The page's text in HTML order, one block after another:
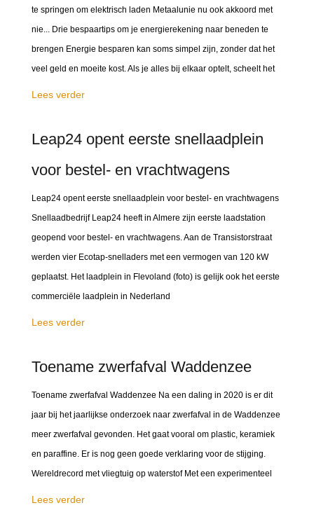
te springen om elektrisch laden Metaalunie nu ook akkoord met
nie... Drie bespaartips om je energierekening naar beneden te
brengen Energie besparen kan soms simpel zijn, zonder dat het
veel geld en moeite kost. Als je alles bij elkaar optelt, scheelt het
Lees verder
Leap24 opent eerste snellaadplein
voor bestel- en vrachtwagens
Leap24 opent eerste snellaadplein voor bestel- en vrachtwagens
Snellaadbedrijf Leap24 heeft in Almere zijn eerste laadstation
geopend voor bestel- en vrachtwagens. Aan de Transistorstraat
werden vier Ecotap-snelladers met een vermogen van 120 kW
geplaatst. Het laadplein in Flevoland (foto) is gelijk ook het eerste
commerciële laadplein in Nederland
Lees verder
Toename zwerfafval Waddenzee
Toename zwerfafval Waddenzee Na een daling in 2020 is er dit
jaar bij het jaarlijkse onderzoek naar zwerfafval in de Waddenzee
meer zwerfafval gevonden. Het gaat vooral om plastic, keramiek
en paraffine. Er is nog geen goede verklaring voor de stijging.
Wereldrecord met vliegtuig op waterstof Met een experimenteel
Lees verder